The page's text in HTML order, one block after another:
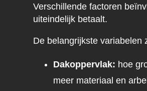
Verschillende factoren
uiteindelijk betaalt.
De belangrijkste variabelen
Dakoppervlak: hoe
meer materiaal en